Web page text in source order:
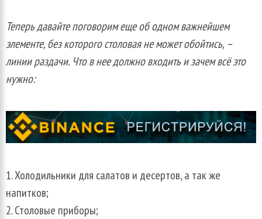
Теперь давайте поговорим еще об одном важнейшем
элементе, без которого столовая не может обойтись, –
линии раздачи. Что в нее должно входить и зачем всё это
нужно:
Холодильники для салатов и десертов, а так же
напитков;
Столовые приборы;